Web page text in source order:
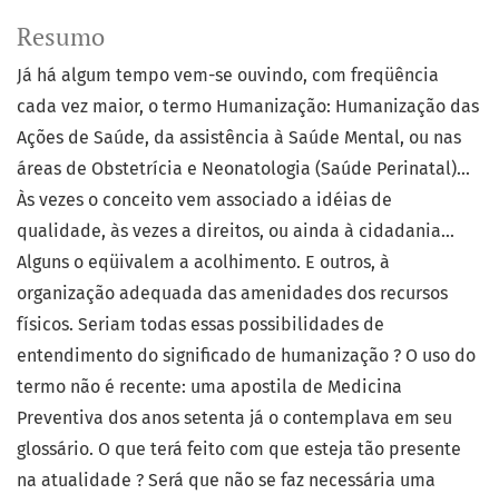
Resumo
Já há algum tempo vem-se ouvindo, com freqüência
cada vez maior, o termo Humanização: Humanização das
Ações de Saúde, da assistência à Saúde Mental, ou nas
áreas de Obstetrícia e Neonatologia (Saúde Perinatal)...
Às vezes o conceito vem associado a idéias de
qualidade, às vezes a direitos, ou ainda à cidadania...
Alguns o eqüivalem a acolhimento. E outros, à
organização adequada das amenidades dos recursos
físicos. Seriam todas essas possibilidades de
entendimento do significado de humanização ? O uso do
termo não é recente: uma apostila de Medicina
Preventiva dos anos setenta já o contemplava em seu
glossário. O que terá feito com que esteja tão presente
na atualidade ? Será que não se faz necessária uma